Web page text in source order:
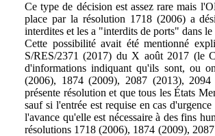
Ce type de décision est assez rare mais
place par la résolution 1718 (2006) a
interdites et les a "interdits de ports" dans le
Cette possibilité avait été mentionné
S/RES/2371 (2017) du X août 2017 (le
d'informations indiquant qu'ils sont, ou
(2006), 1874 (2009), 2087 (2013),
présente résolution et que tous les États
sauf si l'entrée est requise en cas
l'avance qu'elle est nécessaire à des fins
résolutions 1718 (2006), 1874 (2009),